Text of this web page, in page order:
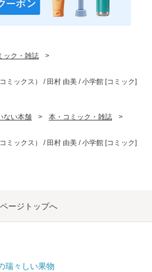
ック・雑誌
>
ミックス） / 田村 由美 / 小学館 [コミック]
ない本舗 > 本・コミック・雑誌
>
ミックス） / 田村 由美 / 小学館 [コミック]
ページトップへ
瑞々しい果物